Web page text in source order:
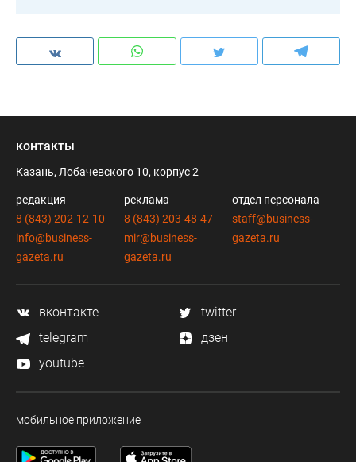
контакты
Казань, Лобачевского 10, корпус 2
редакция
8 (843) 202-12-10
info@business-
gazeta.ru
реклама
8 (843) 203-48-47
mir@business-
gazeta.ru
отдел персонала
staff@business-
gazeta.ru
вконтакте
twitter
telegram
дзен
youtube
мобильное приложение